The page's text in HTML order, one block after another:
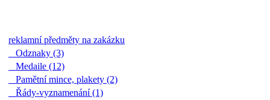
reklamní předměty na zakázku
Odznaky (3)
Medaile (12)
Pamětní mince, plakety (2)
Řády-vyznamenání (1)